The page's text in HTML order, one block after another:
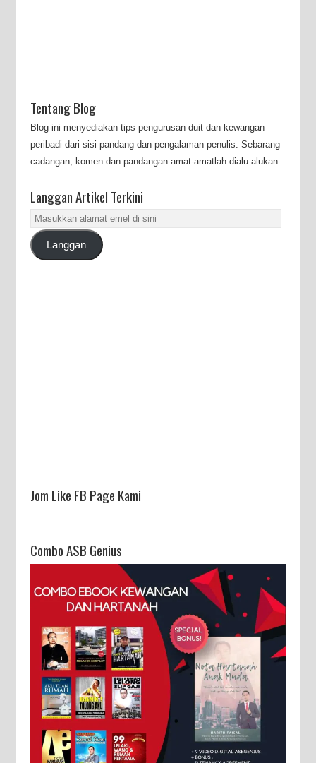
Tentang Blog
Blog ini menyediakan tips pengurusan duit dan kewangan
peribadi dari sisi pandang dan pengalaman penulis. Sebarang
cadangan, komen dan pandangan amat-amatlah dialu-alukan.
Langgan Artikel Terkini
Masukkan
alamat
emelLanggan
Jom Like FB Page Kami
Combo ASB Genius